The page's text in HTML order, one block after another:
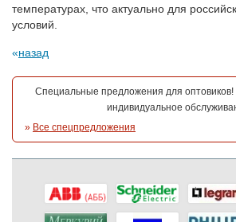
температурах, что актуально для
условий.
назад
Специальные предложения для оптовиков!
индивидуальное
» Все спецпредложения